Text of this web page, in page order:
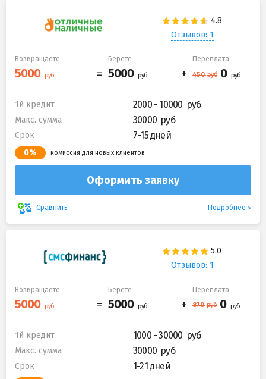
Отзывов: 1
Возвращаете Берете Переплата
1й кредит 2000 - 10000
Макс. сумма 30000
Срок 7-15 дней
0% комиссия для новых клиентов
Оформить заявку
Сравнить Подробнее
Отзывов: 1
Возвращаете Берете Переплата
1й кредит 1000 - 30000
Макс. сумма 30000
Срок 1-21 дней